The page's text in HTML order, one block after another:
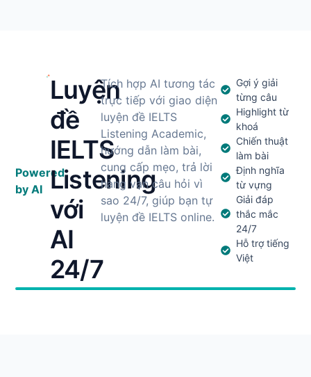
Powered
by AI
Luyện
đề
IELTS
Listening
với
AI
24/7
Tích hợp AI tương tác
trực tiếp với giao diện
luyện đề IELTS
Listening Academic,
hướng dẫn làm bài,
cung cấp mẹo, trả lời
hàng vạn câu hỏi vì
sao 24/7, giúp bạn tự
luyện đề IELTS online.
Gợi ý giải
từng câu
Highlight từ
khoá
Chiến thuật
làm bài
Định nghĩa
từ vựng
Giải đáp
thắc mắc
24/7
Hỗ trợ tiếng
Việt